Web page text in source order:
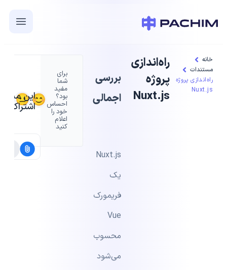
خانه
مستندات
راه‌اندازی پروژه
Nuxt.js
راه‌اندازی
پروژه
Nuxt.js
بررسی
اجمالی
Nuxt.js
یک
فریمورک
Vue
محسوب
می‌شود
برای
شما
مفید
بود؟
احساس
خود را
اعلام
کنید
این
اشتراک